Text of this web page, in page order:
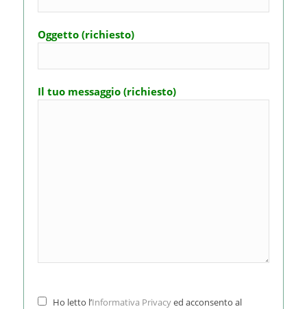
Oggetto (richiesto)
Il tuo messaggio (richiesto)
Ho letto l’Informativa Privacyed acconsento al